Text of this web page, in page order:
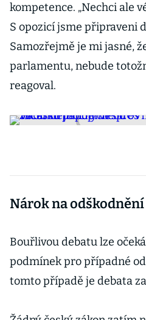
kompetence. „Nechci ale
S opozicí jsme připraveni
Samozřejmě je mi jasné,
parlamentu, nebude
reagoval.
Nárok na odškodnění
Bouřlivou debatu lze
podmínek pro případné
tomto případě je debata